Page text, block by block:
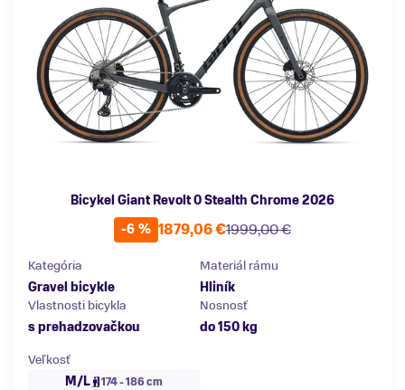
Bicykel Giant Revolt 0 Stealth Chrome 2026
-6 %
1999,00 €
1879,06 €
Kategória
Gravel bicykle
Materiál rámu
Hliník
Vlastnosti bicykla
s prehadzovačkou
Nosnosť
do 150 kg
Veľkosť
M/L
174 - 186 cm